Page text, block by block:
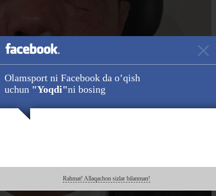
Olamsport ni Facebook da o’qish
uchun "Yoqdi"ni bosing
Rahmat! Allaqachon sizlar bilanman!